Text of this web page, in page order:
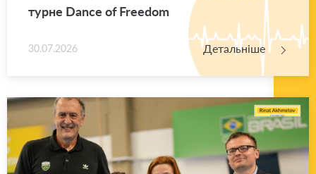
турне Dance of Freedom
30.07.2026 Детальніше